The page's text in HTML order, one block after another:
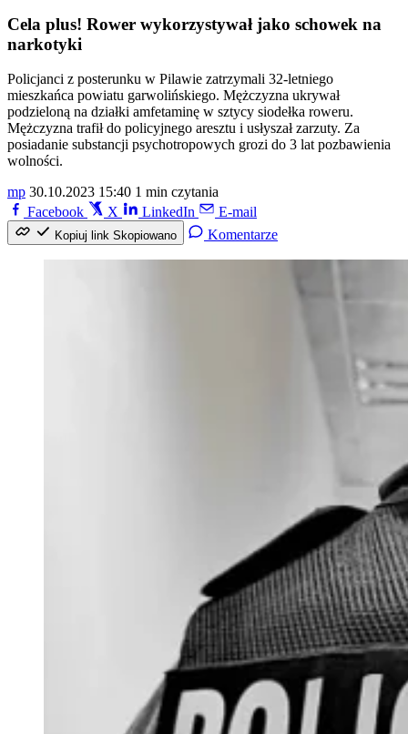
Cela plus! Rower wykorzystywał jako schowek na
narkotyki
Policjanci z posterunku w Pilawie zatrzymali 32-letniego
mieszkańca powiatu garwolińskiego. Mężczyzna ukrywał
podzieloną na działki amfetaminę w sztycy siodełka roweru.
Mężczyzna trafił do policyjnego aresztu i usłyszał zarzuty. Za
posiadanie substancji psychotropowych grozi do 3 lat pozbawienia
wolności.
mp 30.10.2023 15:40 1 min czytania
Facebook
X LinkedIn E-mail
Kopiuj link Skopiowano Komentarze